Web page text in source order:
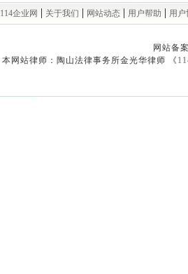
114企业网 | 关于我们 | 网站动态| 用户帮助 | 用户
网站备
本网站律师：陶山法律事务所金光华律师 《